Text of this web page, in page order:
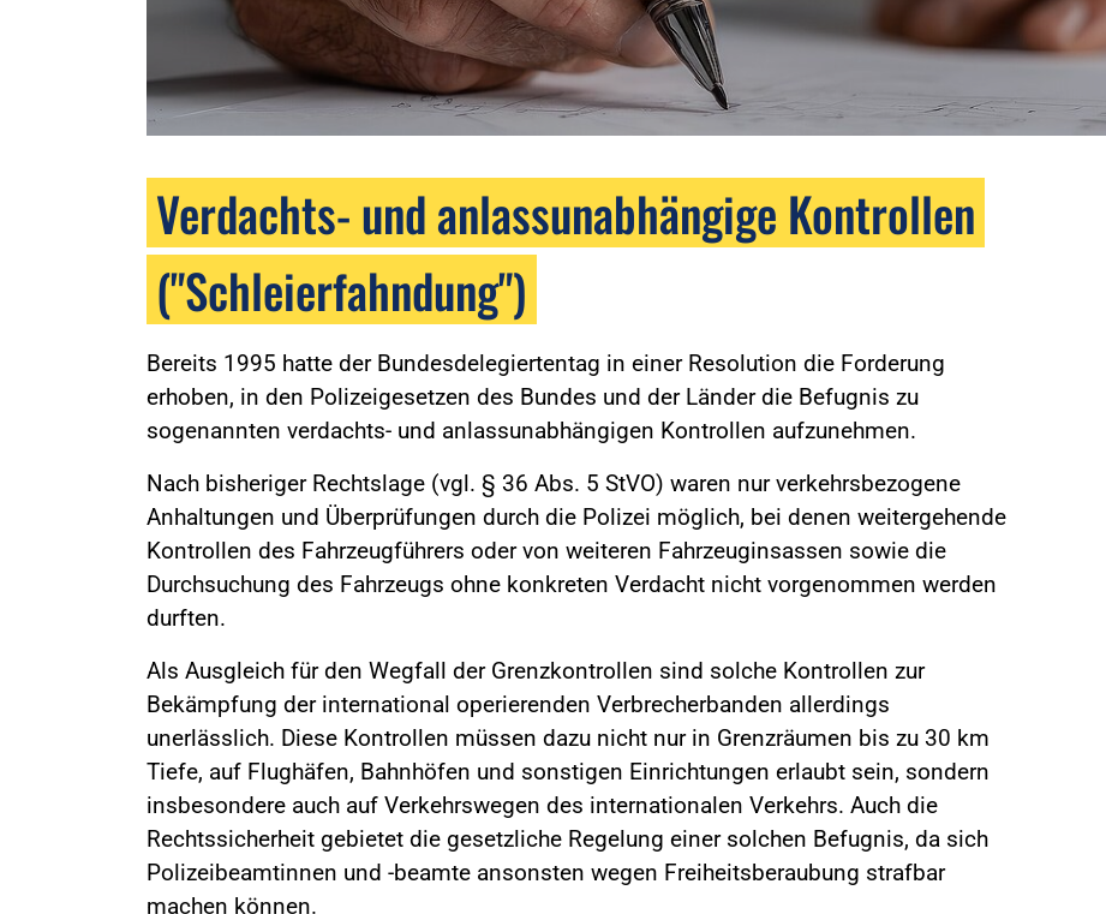
Verdachts- und anlassunabhängige Kontrollen
("Schleierfahndung")
Bereits 1995 hatte der Bundesdelegiertentag in einer Resolution die Forderung
erhoben, in den Polizeigesetzen des Bundes und der Länder die Befugnis zu
sogenannten verdachts- und anlassunabhängigen Kontrollen aufzunehmen.
Nach bisheriger Rechtslage (vgl. § 36 Abs. 5 StVO) waren nur verkehrsbezogene
Anhaltungen und Überprüfungen durch die Polizei möglich, bei denen weitergehende
Kontrollen des Fahrzeugführers oder von weiteren Fahrzeuginsassen sowie die
Durchsuchung des Fahrzeugs ohne konkreten Verdacht nicht vorgenommen werden
durften.
Als Ausgleich für den Wegfall der Grenzkontrollen sind solche Kontrollen zur
Bekämpfung der international operierenden Verbrecherbanden allerdings
unerlässlich. Diese Kontrollen müssen dazu nicht nur in Grenzräumen bis zu 30 km
Tiefe, auf Flughäfen, Bahnhöfen und sonstigen Einrichtungen erlaubt sein, sondern
insbesondere auch auf Verkehrswegen des internationalen Verkehrs. Auch die
Rechtssicherheit gebietet die gesetzliche Regelung einer solchen Befugnis, da sich
Polizeibeamtinnen und -beamte ansonsten wegen Freiheitsberaubung strafbar
machen können.